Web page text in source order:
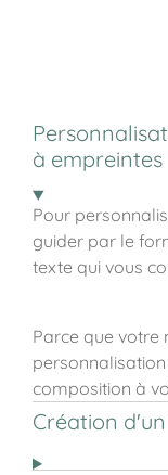
à empreintes
Pour
guider par le
texte qui vous
Parce que votre
composition à
Création